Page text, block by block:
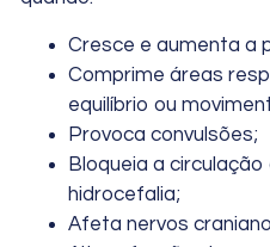
Cresce e aumenta a
Comprime áreas
equilíbrio ou
Provoca convulsões;
Bloqueia a
hidrocefalia;
Afeta nervos